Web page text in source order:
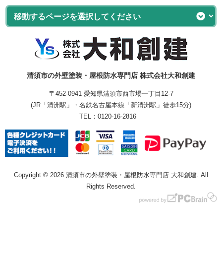
清須市の外壁塗装・屋根防水専門店 株式会社大和創建
〒452-0941 愛知県清須市西市場一丁目12-7
(JR「清洲駅」・名鉄名古屋本線「新清洲駅」徒歩15分)
TEL： 0120-16-2816
Copyright © 2026 清須市の外壁塗装・屋根防水専門店 大和創建. All
Rights Reserved.